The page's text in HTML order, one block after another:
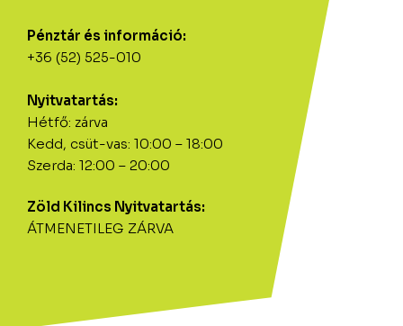
Pénztár és információ:
+36 (52) 525-010
Nyitvatartás:
Hétfő: zárva
Kedd, csüt-vas: 10:00 – 18:00
Szerda: 12:00 – 20:00
Zöld Kilincs Nyitvatartás:
ÁTMENETILEG ZÁRVA